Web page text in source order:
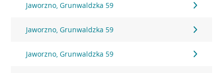
Jaworzno, Grunwaldzka 59
Jaworzno, Grunwaldzka 59
Jaworzno, Grunwaldzka 59